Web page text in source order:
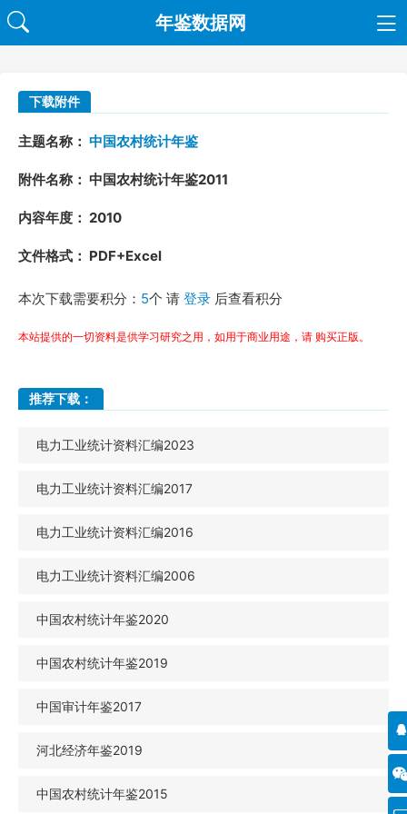
年鉴数据网
下载附件
主题名称： 中国农村统计年鉴
附件名称： 中国农村统计年鉴2011
内容年度： 2010
文件格式： PDF+Excel
本次下载需要积分： 5个 请 登录 后查看积分
本站提供的一切资料是供学习研究之用，如用于商业用途，请 购买正版。
推荐下载：
电力工业统计资料汇编2023
电力工业统计资料汇编2017
电力工业统计资料汇编2016
电力工业统计资料汇编2006
中国农村统计年鉴2020
中国农村统计年鉴2019
中国审计年鉴2017
河北经济年鉴2019
中国农村统计年鉴2015